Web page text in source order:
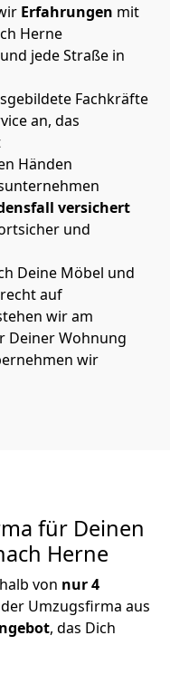
Erfahrungen mit
Herne
jede Straße in
Fachkräfte
an, das
Händen
versichert
und
Deine Möbel und
auf
wir am
Deiner Wohnung
wir
für Deinen
Herne
von nur 4
Umzugsfirma aus
, das Dich